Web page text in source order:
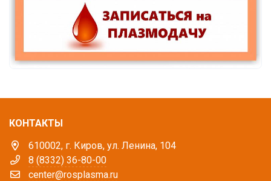
КОНТАКТЫ
610002, г. Киров, ул. Ленина, 104
8 (8332) 36-80-00
center@rosplasma.ru